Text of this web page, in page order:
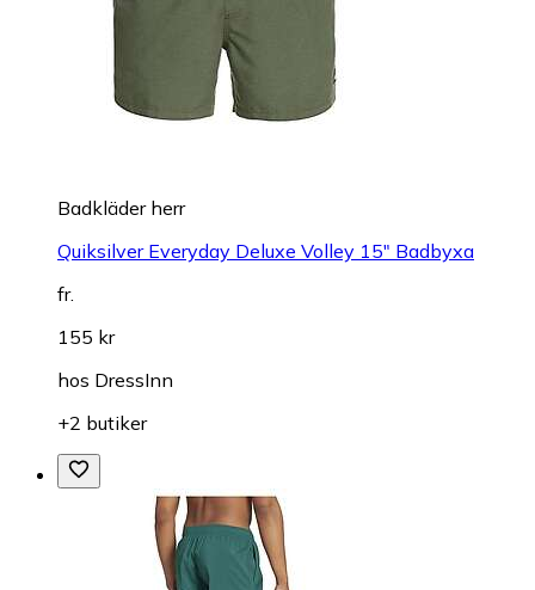
Badkläder herr
Quiksilver Everyday Deluxe Volley 15" Badbyxa
fr.
155 kr
hos DressInn
+2 butiker